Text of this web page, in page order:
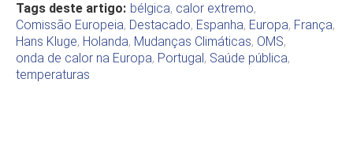
Tags deste artigo: bélgica, calor extremo,
Comissão Europeia, Destacado, Espanha, Europa, França,
Hans Kluge, Holanda, Mudanças Climáticas, OMS,
onda de calor na Europa, Portugal , Saúde pública,
temperaturas